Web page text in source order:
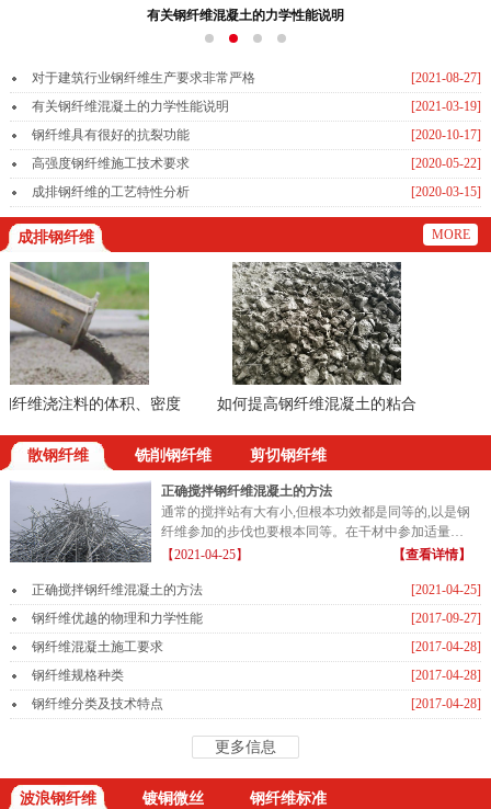
钢纤维具有很好的抗裂功能
[2021-08-27]
对于建筑行业钢纤维生产要求非常严格
[2021-03-19]
有关钢纤维混凝土的力学性能说明
[2020-10-17]
钢纤维具有很好的抗裂功能
[2020-05-22]
高强度钢纤维施工技术要求
[2020-03-15]
成排钢纤维的工艺特性分析
成排钢纤维 MORE
维浇注料的体积、密度
如何提高钢纤维混凝土的粘合
散钢纤维 铣削钢纤维 剪切钢纤维
正确搅拌钢纤维混凝土的方法
通常的搅拌站有大有小,但根本功效都是同等的,以是钢
纤维参加的步伐也要根本同等。在干材中参加适量的
钢纤维...
【2021-04-25】 【查看详情】
[2021-04-25]
正确搅拌钢纤维混凝土的方法
[2017-09-27]
钢纤维优越的物理和力学性能
[2017-04-28]
钢纤维混凝土施工要求
[2017-04-28]
钢纤维规格种类
[2017-04-28]
钢纤维分类及技术特点
更多信息
波浪钢纤维 镀铜微丝 钢纤维标准